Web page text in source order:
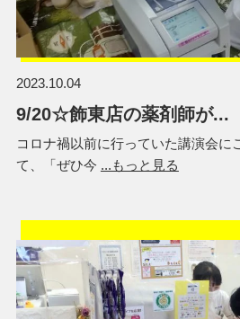
2023.10.04
9/20☆飾東店の薬剤師が...
コロナ禍以前に行っていた講演会に
て、「ぜひ今 ...もっと見る